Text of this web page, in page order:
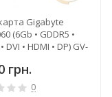
Gigabyte
(6Gb • GDDR5 •
DVI • HDMI • DP) GV-
грн.
0